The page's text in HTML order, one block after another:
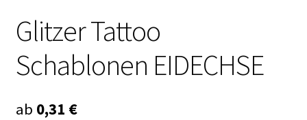
Glitzer Tattoo
Schablonen EIDECHSE
ab 0,31 €